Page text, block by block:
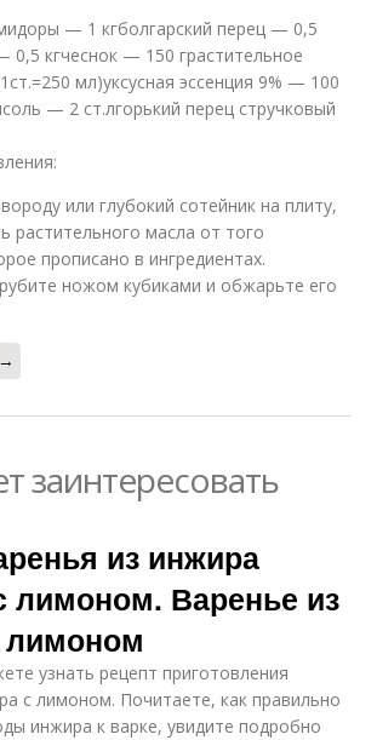
— 1 кгболгарский перец — 0,5
0,5 кгчеснок — 150 грастительное
мл)уксусная эссенция 9% — 100
— 2 ст.лгорький перец стручковый
или глубокий сотейник на плиту,
растительного масла от того
прописано в ингредиентах.
ножом кубиками и обжарьте его
заинтересовать
из инжира
лимоном. Варенье из
лимоном
узнать рецепт приготовления
с лимоном. Почитаете, как правильно
инжира к варке, увидите подробно